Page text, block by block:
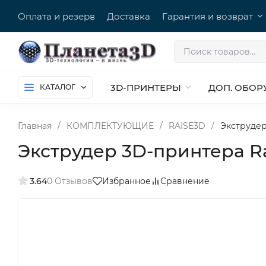
Оплата и резерв Доставка Гарантия и возврат
КАТАЛОГ 3D-ПРИНТЕРЫ ДОП.
Главная / КОМПЛЕКТУЮЩИЕ / RAISE3D /
Экструдер 3D-принтера
3.640 Отзывов Избранное Сравнение